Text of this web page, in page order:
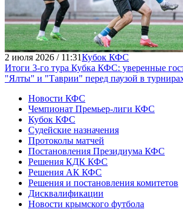
2 июля 2026 / 11:31Кубок КФС
Итоги 3-го тура Кубка КФС: уверенные
"Ялты" и "Таврии" перед паузой в
Новости КФС
Чемпионат Премьер-лиги КФС
Кубок КФС
Судейские назначения
Протоколы матчей
Постановления Президиума КФС
Решения КДК КФС
Решения АК КФС
Решения и постановления комитетов
Дисквалификации
Новости крымского футбола